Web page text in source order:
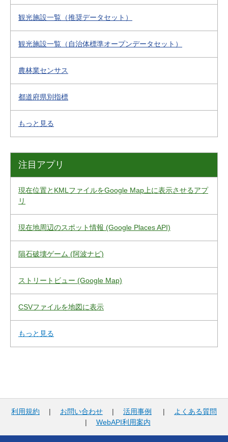
観光施設一覧（推奨データセット）
観光施設一覧（自治体標準オープンデータセット）
農林業センサス
都道府県別指標
もっと見る
注目アプリ
現在位置とKMLファイルをGoogle Map上に表示させるアプ
リ
現在地周辺のスポット情報 (Google Places API)
隕石破壊ゲーム (阿波ナビ)
ストリートビュー (Google Map)
CSVファイルを地図に表示
もっと見る
利用規約 | お問い合わせ | 活用事例 |
よくある質問
| WebAPI利用案内